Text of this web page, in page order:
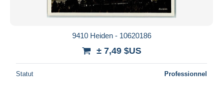
9410 Heiden - 10620186
± 7,49 $US
Statut Professionnel